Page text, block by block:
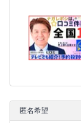
匿名希望